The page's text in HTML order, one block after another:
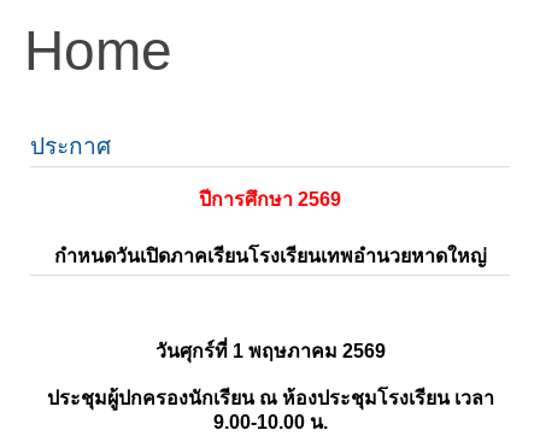
Home
ประกาศ
ปีการศึกษา 2569
กำหนดวันเปิดภาคเรียนโรงเรียนเทพอำนวยหาดใหญ่
วันศุกร์ที่ 1 พฤษภาคม 2569
ประชุมผู้ปกครองนักเรียน ณ ห้องประชุมโรงเรียน เวลา
9.00-10.00 น.